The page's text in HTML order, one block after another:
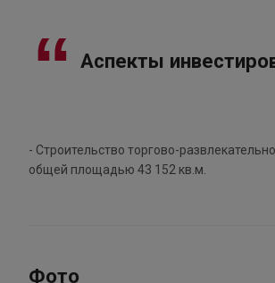
Аспекты
- Строительство торгово-
общей площадью 43 152 кв.м.
Фото